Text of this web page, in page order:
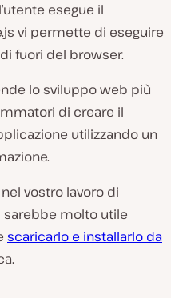
esegue il
vi permette di eseguire
fuori del browser.
lo sviluppo web più
di creare il
utilizzando un
vostro lavoro di
molto utile
scaricarlo e installarlo da